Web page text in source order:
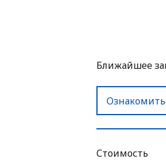
Ближайшее
Стоимость